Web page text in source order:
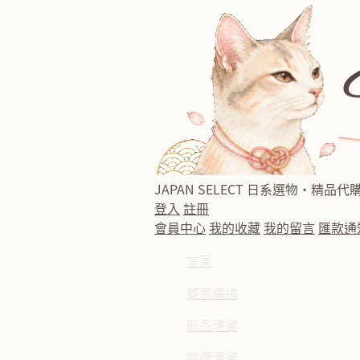
JAPAN SELECT 日系選物・精品代
登入 註冊
會員中心我的收藏我的留言 匯款
首頁
東京連線
新品現貨
特價現貨